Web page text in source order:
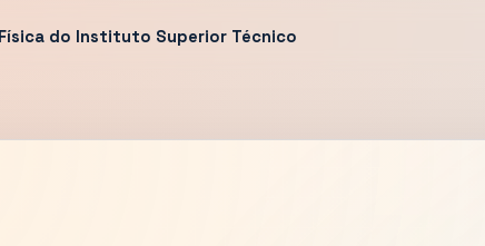
do Instituto Superior Técnico